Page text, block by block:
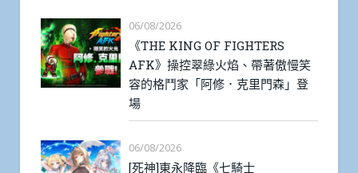
06/08/2026
《THE KING OF FIGHTERS
AFK》操控翠綠火焰、帶著傲慢笑
容的格鬥家「阿修．克里門森」登
場
06/08/2026
[死神]東永降臨《七騎士